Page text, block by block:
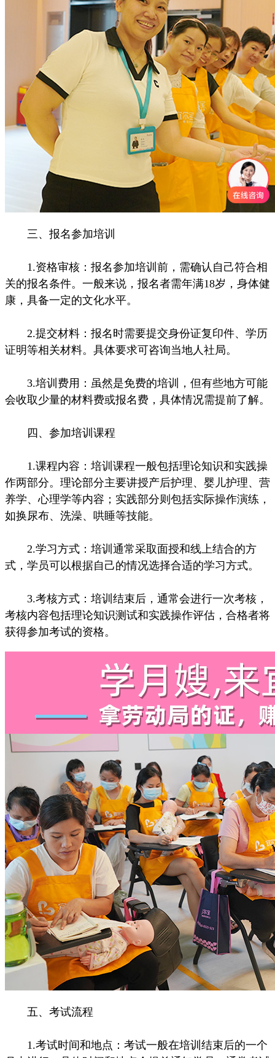
三、报名参加培训
1.资格审核：报名参加培训前，需确认自己符合相
关的报名条件。一般来说，报名者需年满18岁，身体健
康，具备一定的文化水平。
2.提交材料：报名时需要提交身份证复印件、学历
证明等相关材料。具体要求可咨询当地人社局。
3.培训费用：虽然是免费的培训，但有些地方可能
会收取少量的材料费或报名费，具体情况需提前了解。
四、参加培训课程
1.课程内容：培训课程一般包括理论知识和实践操
作两部分。理论部分主要讲授产后护理、婴儿护理、营
养学、心理学等内容；实践部分则包括实际操作演练，
如换尿布、洗澡、哄睡等技能。
2.学习方式：培训通常采取面授和线上结合的方
式，学员可以根据自己的情况选择合适的学习方式。
3.考核方式：培训结束后，通常会进行一次考核，
考核内容包括理论知识测试和实践操作评估，合格者将
获得参加考试的资格。
五、考试流程
1.考试时间和地点：考试一般在培训结束后的一个